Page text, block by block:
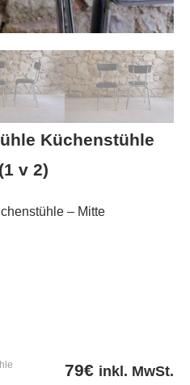
Küchenstühle
v 2)
– Mitte
79€ inkl. MwSt.